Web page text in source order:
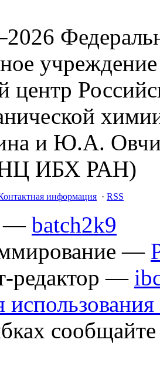
центр
и Ю.А.
ИБХ РАН)
информация · RSS
— batch2k9
—
редактор —
использования